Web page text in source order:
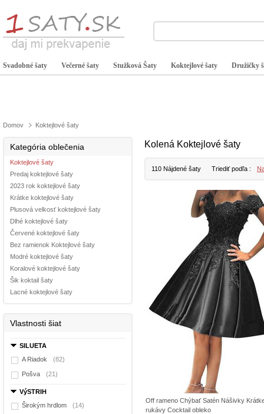
Svadobné šaty Večerné šaty Stužková Šaty Koktejlové šaty Družičky
Domov Koktejlové šaty
Kategória oblečenia
Koktejlové šaty
Predaj koktejlové šaty
2023 rok koktejlové šaty
Krátke koktejlové šaty
Plusová velkosť koktejlové šaty
Dlhé koktejlové šaty
Červené koktejlové šaty
Bez ramienok Koktejlové šaty
Modré koktejlové šaty
Koralové koktejlové šaty
Šik koktail šaty
Lacné koktejlové šaty
Vlastnosti šiat
SILUETA
A Riadok
(82)
Pošva (21)
VýSTRIH
Širokým hrdlom
(14)
Kolená Koktejlové šaty
110 Nájdené šaty Triediť podľa :
Off rameno Chýbať Satén Nášivky
rukávy Cocktail obleko